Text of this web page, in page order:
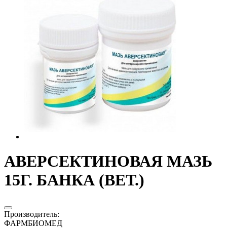
АВЕРСЕКТИНОВАЯ МАЗЬ
15Г. БАНКА (ВЕТ.)
Производитель:
ФАРМБИОМЕД